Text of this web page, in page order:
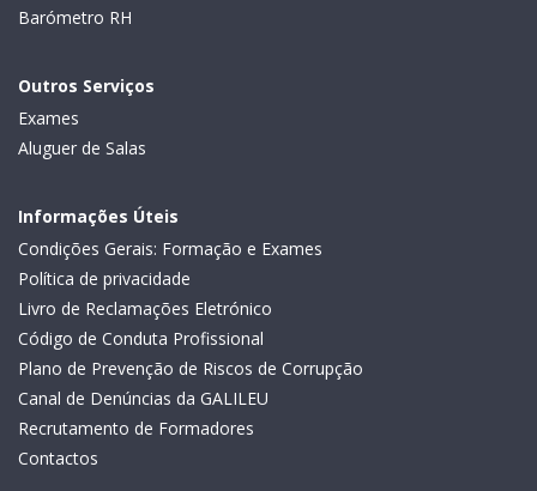
Barómetro RH
Outros Serviços
Exames
Aluguer de Salas
Informações Úteis
Condições Gerais: Formação e Exames
Política de privacidade
Livro de Reclamações Eletrónico
Código de Conduta Profissional
Plano de Prevenção de Riscos de Corrupção
Canal de Denúncias da GALILEU
Recrutamento de Formadores
Contactos